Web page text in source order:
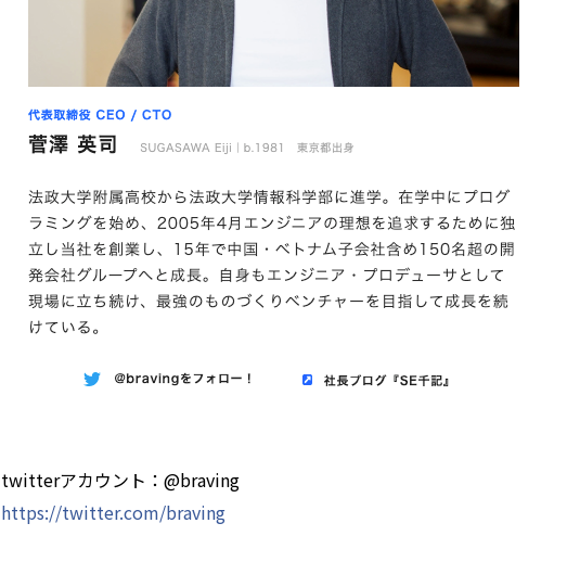
twitterアカウント：@braving
https://twitter.com/braving